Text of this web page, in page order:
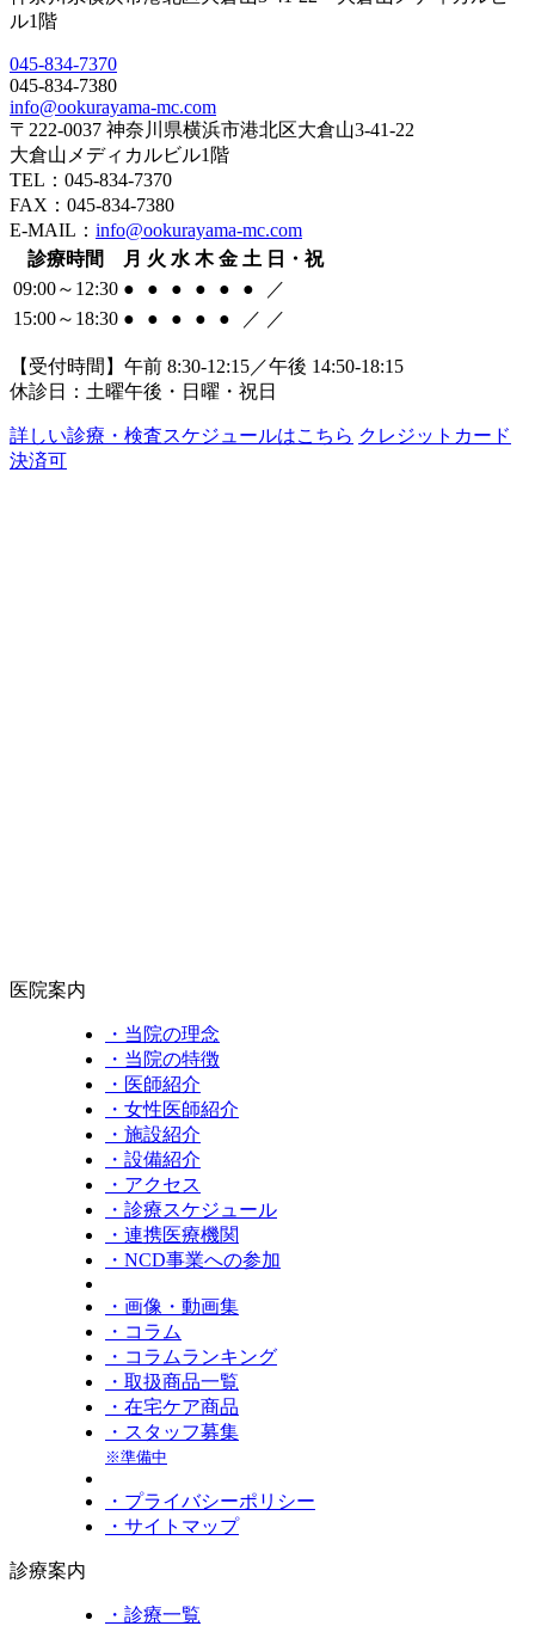
ル1階
045-834-7370
045-834-7380
info@ookurayama-mc.com
〒222-0037 神奈川県横浜市港北区大倉山3-41-22
大倉山メディカルビル1階
TEL：045-834-7370
FAX：045-834-7380
E-MAIL： info@ookurayama-mc.com
診療時間
月 火 水 木 金 土 日・祝
09:00～12:30 ● ● ● ● ● ●
／
15:00～18:30 ● ● ● ● ● ／ ／
【受付時間】午前 8:30-12:15／午後 14:50-18:15
休診日：土曜午後・日曜・祝日
詳しい診療・検査スケジュールはこちら クレジットカード
決済可
医院案内
・当院の理念
・当院の特徴
・医師紹介
・女性医師紹介
・施設紹介
・設備紹介
・アクセス
・診療スケジュール
・連携医療機関
・NCD事業への参加
・画像・動画集
・コラム
・コラムランキング
・取扱商品一覧
・在宅ケア商品
・スタッフ募集
※準備中
・プライバシーポリシー
・サイトマップ
診療案内
・診療一覧